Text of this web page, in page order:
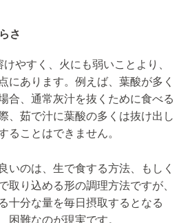
さ
やすく、火にも弱いことより、
にあります。例えば、葉酸が多く
合、通常灰汁を抜くために食べる
、茹で汁に葉酸の多くは抜け出し
ることはできません。
いのは、生で食する方法、もしく
取り込める形の調理方法ですが、
十分な量を毎日摂取するとなる
困難なのが現実です。